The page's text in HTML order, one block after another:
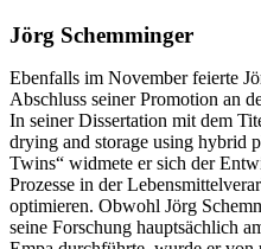
Jörg Schemminger
Ebenfalls im November feierte
Abschluss seiner Promotion an
In seiner Dissertation mit dem
drying and storage using hybrid
Twins“ widmete er sich der
Prozesse in der
optimieren. Obwohl Jörg
seine Forschung hauptsächlich